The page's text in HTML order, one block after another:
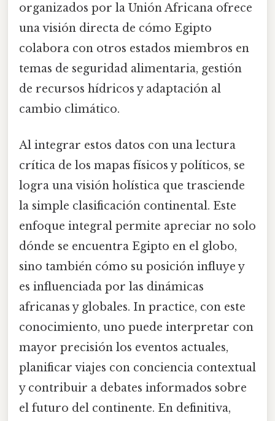
organizados por la Unión Africana ofrece
una visión directa de cómo Egipto
colabora con otros estados miembros en
temas de seguridad alimentaria, gestión
de recursos hídricos y adaptación al
cambio climático.
Al integrar estos datos con una lectura
crítica de los mapas físicos y políticos, se
logra una visión holística que trasciende
la simple clasificación continental. Este
enfoque integral permite apreciar no solo
dónde se encuentra Egipto en el globo,
sino también cómo su posición influye y
es influenciada por las dinámicas
africanas y globales. In practice, con este
conocimiento, uno puede interpretar con
mayor precisión los eventos actuales,
planificar viajes con conciencia contextual
y contribuir a debates informados sobre
el futuro del continente. En definitiva,